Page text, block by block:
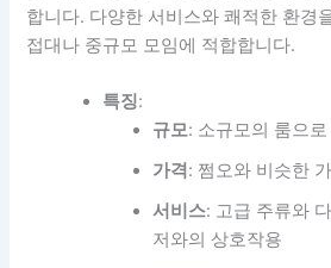
합니다. 다양한 서비스와 쾌적한 환경
접대나 중규모 모임에 적합합니다.
특징:
규모: 소규모의 룸으로
가격 : 쩜오와 비슷한
서비스: 고급 주류와
저와의 상호작용